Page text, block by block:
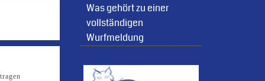
Was gehört zu einer
vollständigen
Wurfmeldung